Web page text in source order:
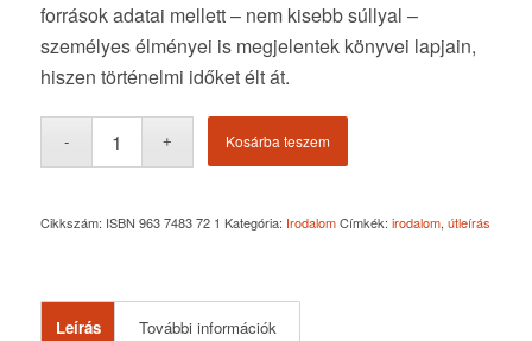
források adatai mellett – nem kisebb súllyal –
személyes élményei is megjelentek könyvei lapjain,
hiszen történelmi időket élt át.
Kosárba teszem
Cikkszám: ISBN 963 7483 72 1 Kategória: Irodalom Címkék: irodalom, útleírás
Leírás További információk